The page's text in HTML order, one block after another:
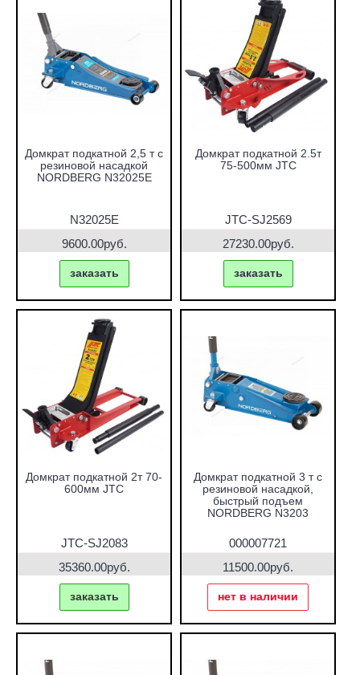
Домкрат подкатной 2,5 т с
резиновой насадкой
NORDBERG N32025E
N32025E
9600.00руб.
заказать
Домкрат подкатной 2.5т
75-500мм JTC
JTC-SJ2569
27230.00руб.
заказать
Домкрат подкатной 2т 70-
600мм JTC
JTC-SJ2083
35360.00руб.
заказать
Домкрат подкатной 3 т с
резиновой насадкой,
быстрый подъем
NORDBERG N3203
000007721
11500.00руб.
нет в наличии